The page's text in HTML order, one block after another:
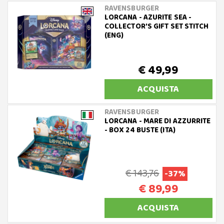
RAVENSBURGER
LORCANA - AZURITE SEA -
COLLECTOR'S GIFT SET STITCH
(ENG)
€ 49,99
ACQUISTA
RAVENSBURGER
LORCANA - MARE DI AZZURRITE
- BOX 24 BUSTE (ITA)
€ 143,76 -37%
€ 89,99
ACQUISTA